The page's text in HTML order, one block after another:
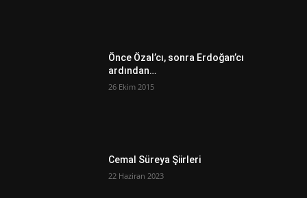
Önce Özal’cı, sonra Erdoğan’cı
ardından…
26 Ekim 2015
Cemal Süreya Şiirleri
22 Haziran 2023